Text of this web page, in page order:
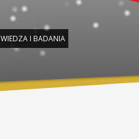
WIEDZA I BADANIA